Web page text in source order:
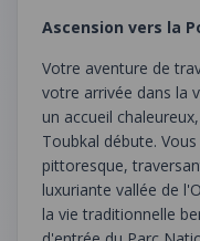
Ascension vers la
Votre aventure de
votre arrivée dans la
un accueil
Toubkal débute.
pittoresque,
luxuriante vallée de
la vie traditionnelle